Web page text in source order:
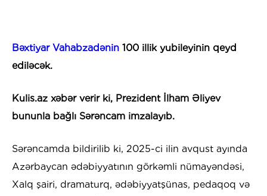
Bəxtiyar Vahabzadənin 100 illik yubileyinin qeyd
ediləcək.
Kulis.az xəbər verir ki, Prezident İlham Əliyev
bununla bağlı Sərəncam imzalayıb.
Sərəncamda bildirilib ki, 2025-ci ilin avqust ayında
Azərbaycan ədəbiyyatının görkəmli nümayəndəsi,
Xalq şairi, dramaturq, ədəbiyyatşünas, pedaqoq və